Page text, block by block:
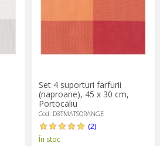
Set 4 suporturi farfurii
(naproane), 45 x 30 cm,
Portocaliu
Cod: D3TMATSORANGE
(2)
În stoc